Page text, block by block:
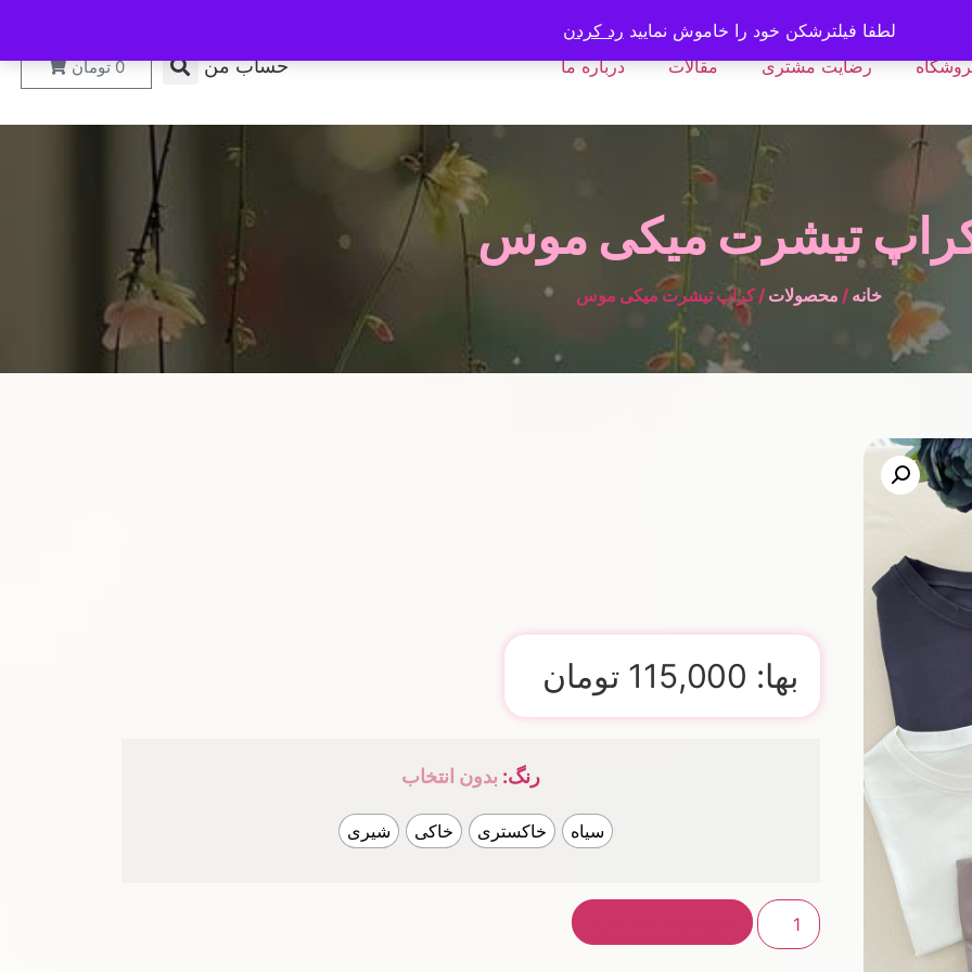
رضایت مشتری مقالات درباره ما حساب من 0 تومان
تیشرت میکی موس
خانه / محصولات / کراپ تیشرت میکی موس
بها: 115,000 تومان
رنگ: بدون انتخاب
سیاه خاکستری خاکی شیری
لطفا فیلترشکن خود را خاموش نمایید رد کردن